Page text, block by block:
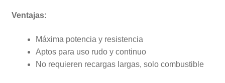
Ventajas:
Máxima potencia y resistencia
Aptos para uso rudo y continuo
No requieren recargas largas, solo combustible